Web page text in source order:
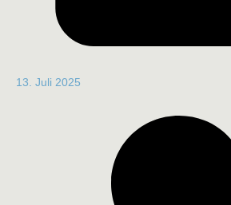
13. Juli 2025